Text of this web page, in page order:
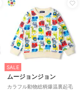
SALE
ムージョンジョン
カラフル動物総柄爆温裏起毛